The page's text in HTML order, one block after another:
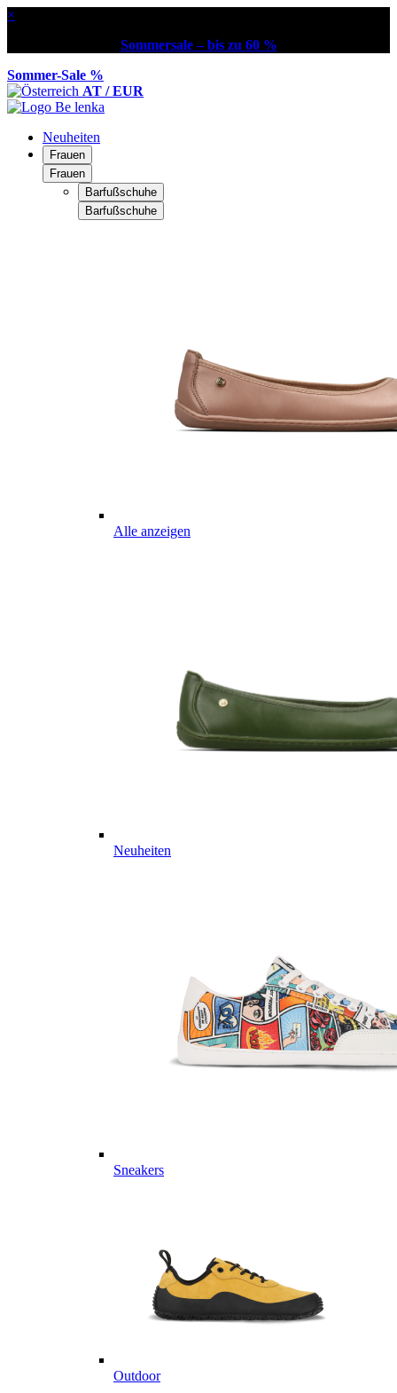
×
Sommersale – bis zu 60 %
Sommer-Sale %
AT / EUR
Neuheiten
Frauen
Frauen
Barfußschuhe
Barfußschuhe
Alle anzeigen
Neuheiten
Sneakers
Outdoor